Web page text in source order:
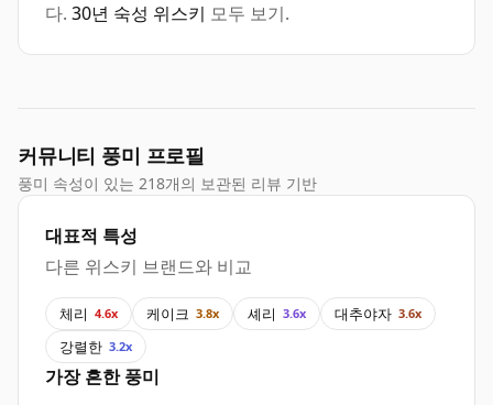
다. 30년 숙성 위스키 모두 보기.
커뮤니티 풍미 프로필
풍미 속성이 있는 218개의 보관된 리뷰 기반
대표적 특성
다른 위스키 브랜드와 비교
체리 4.6x 케이크 3.8x 셰리 3.6x 대추야자 3.6x
강렬한 3.2x
가장 흔한 풍미